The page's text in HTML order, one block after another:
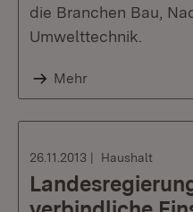
die Branchen Bau,
Umwelttechnik.
Mehr
26.11.2013 Haushalt